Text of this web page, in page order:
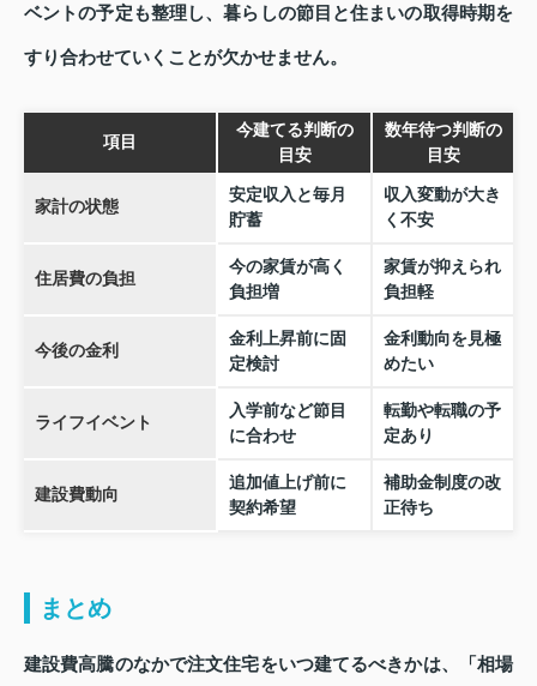
ベントの予定も整理し、暮らしの節目と住まいの取得時期を
すり合わせていくことが欠かせません。
項目
今建てる判断の
目安
数年待つ判断の
目安
家計の状態
安定収入と毎月
貯蓄
収入変動が大き
く不安
住居費の負担
今の家賃が高く
負担増
家賃が抑えられ
負担軽
今後の金利
金利上昇前に固
定検討
金利動向を見極
めたい
ライフイベント
入学前など節目
に合わせ
転勤や転職の予
定あり
建設費動向
追加値上げ前に
契約希望
補助金制度の改
正待ち
まとめ
建設費高騰のなかで注文住宅をいつ建てるべきかは、「相場